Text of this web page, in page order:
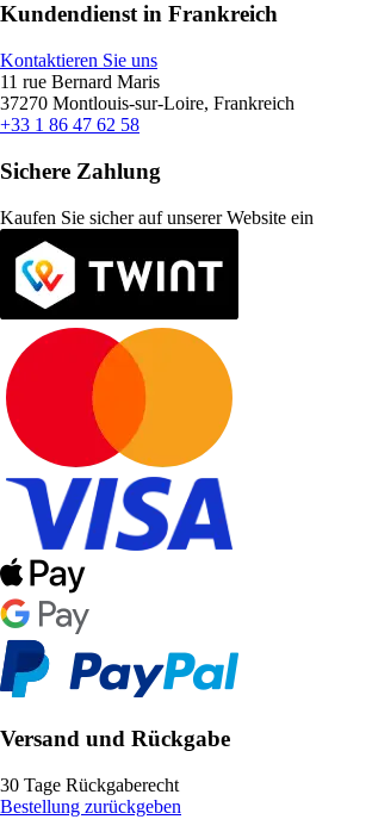
Kundendienst in Frankreich
Kontaktieren Sie uns
11 rue Bernard Maris
37270 Montlouis-sur-Loire, Frankreich
+33 1 86 47 62 58
Sichere Zahlung
Kaufen Sie sicher auf unserer Website ein
Versand und Rückgabe
30 Tage Rückgaberecht
Bestellung zurückgeben